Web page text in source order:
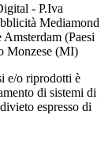
- P.Iva
Mediamond
(Paesi
Monzese (MI)
e/o riprodotti è
di sistemi di
espresso di